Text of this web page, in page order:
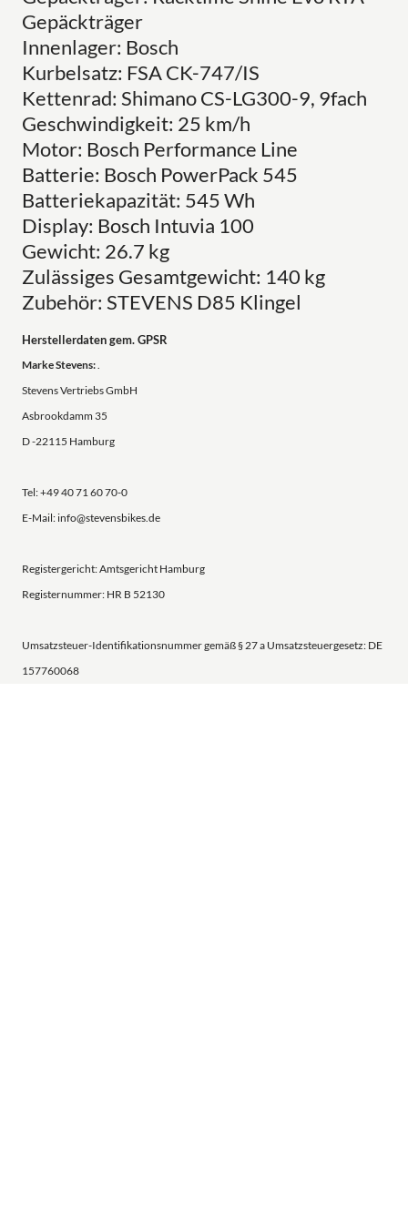
Gepäckträger
Innenlager: Bosch
Kurbelsatz: FSA CK-747/IS
Kettenrad: Shimano CS-LG300-9, 9fach
Geschwindigkeit: 25 km/h
Motor: Bosch Performance Line
Batterie: Bosch PowerPack 545
Batteriekapazität: 545 Wh
Display: Bosch Intuvia 100
Gewicht: 26.7 kg
Zulässiges Gesamtgewicht: 140 kg
Zubehör: STEVENS D85 Klingel
Herstellerdaten gem. GPSR
Marke Stevens:
Stevens Vertriebs GmbH
Asbrookdamm 35
D -22115 Hamburg
Tel: +49 40 71 60 70-0
E-Mail: info@stevensbikes.de
Registergericht: Amtsgericht Hamburg
Registernummer: HR B 52130
Umsatzsteuer-Identifikationsnummer gemäß § 27 a Umsatzsteuergesetz: DE
157760068